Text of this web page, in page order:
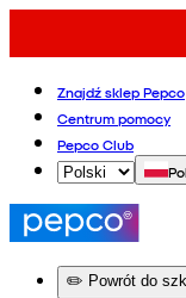
Znajdź sklep Pepco
Centrum pomocy
Pepco Club
✏️ Powrót do